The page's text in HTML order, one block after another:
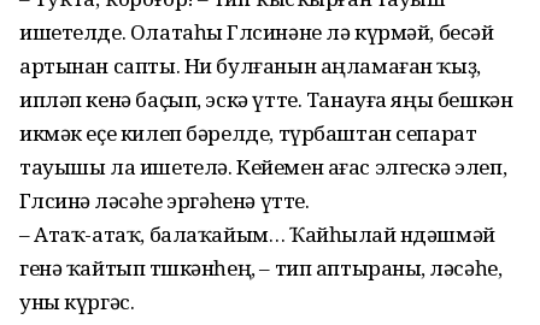
ишетелде. Олатаһы Гөлсинәне лә күрмәй, бесәй
артынан сапты. Ни булғанын аңламаған ҡыҙ,
ипләп кенә баҫып, эскә үтте. Танауға яңы бешкән
икмәк еҫе килеп бәрелде, түрбаштан сепарат
тауышы ла ишетелә. Кейемен ағас элгескә элеп,
Гөлсинә өләсәһе эргәһенә үтте.
– Атаҡ-атаҡ, балаҡайым… Ҡай­һылай өндәшмәй
генә ҡайтып төшкәнһең, – тип аптыраны, өләсәһе,
уны күргәс.